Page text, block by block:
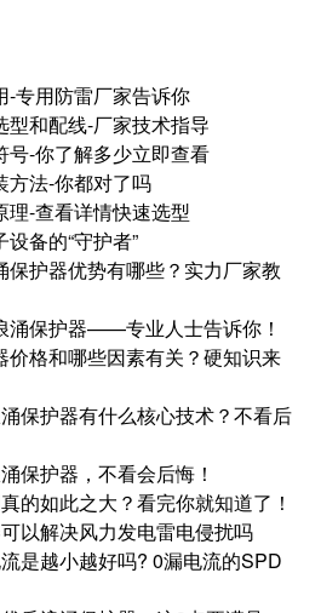
-专用防雷厂家告诉你
型和配线-厂家技术指导
号-你了解多少立即查看
方法-你都对了吗
理-查看详情快速选型
备的“守护者”
保护器优势有哪些？实力厂家教
涌保护器——专业人士告诉你！
价格和哪些因素有关？硬知识来
保护器有什么核心技术？不看后
保护器，不看会后悔！
的如此之大？看完你就知道了！
以解决风力发电雷电侵扰吗
是越小越好吗? 0漏电流的SPD